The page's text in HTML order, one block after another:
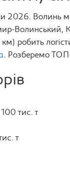
2026. Волинь
Волинський,
робить
. Розберемо
тис. т
т